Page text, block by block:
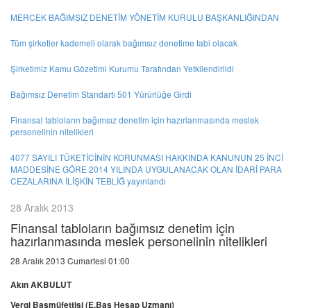
MERCEK BAĞIMSIZ DENETİM YÖNETİM KURULU BAŞKANLIĞINDAN
Tüm şirketler kademeli olarak bağımsız denetime tabi olacak
Şirketimiz Kamu Gözetimi Kurumu Tarafından Yetkilendirildi
Bağımsız Denetim Standartı 501 Yürürlüğe Girdi
Finansal tabloların bağımsız denetim için hazırlanmasında meslek
personelinin nitelikleri
4077 SAYILI TÜKETİCİNİN KORUNMASI HAKKINDA KANUNUN 25 İNCİ
MADDESİNE GÖRE 2014 YILINDA UYGULANACAK OLAN İDARİ PARA
CEZALARINA İLİŞKİN TEBLİĞ yayınlandı
28 Aralık 2013
Finansal tabloların bağımsız denetim için
hazırlanmasında meslek personelinin nitelikleri
28 Aralık 2013 Cumartesi 01:00
Akın AKBULUT
Vergi Başmüfettişi(E.Baş Hesap Uzmanı)